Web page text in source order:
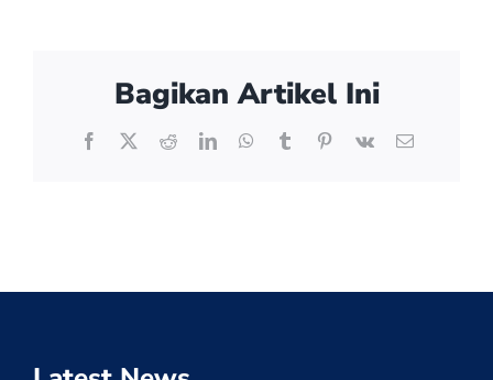
Bagikan Artikel Ini
Facebook
X RedditLinkedInWhatsApp
TumblrPinterest
Vk Email